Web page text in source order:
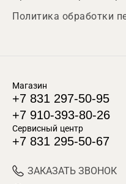
Политика обработки
Магазин
+7 831 297-50-95
+7 910-393-80-26
Сервисный центр
+7 831 295-50-67
ЗАКАЗАТЬ ЗВОНОК